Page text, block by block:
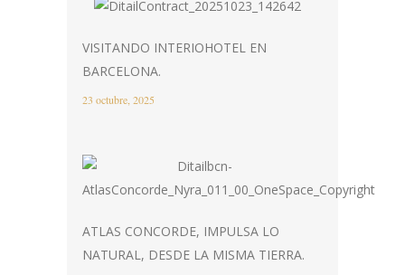
VISITANDO INTERIOHOTEL EN
BARCELONA.
23 octubre, 2025
ATLAS CONCORDE, IMPULSA LO
NATURAL, DESDE LA MISMA TIERRA.